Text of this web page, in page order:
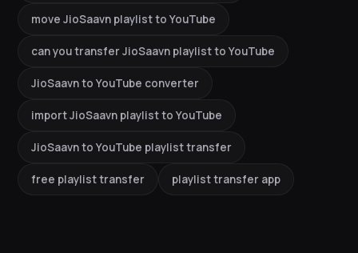
move JioSaavn playlist to YouTube
can you transfer JioSaavn playlist to YouTube
JioSaavn to YouTube converter
import JioSaavn playlist to YouTube
JioSaavn to YouTube playlist transfer
free playlist transfer playlist transfer app